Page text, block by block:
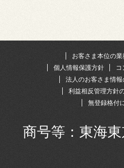
お客さま本位の
個人情報保護方針
法人のお客さま情
利益相反管理方針
無登録格付
商号等：東海